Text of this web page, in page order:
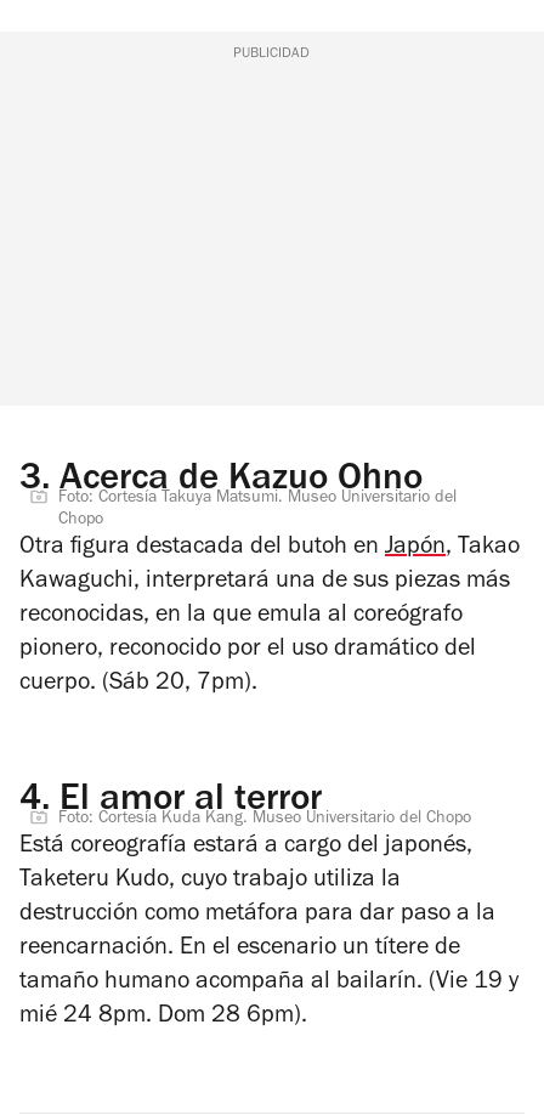
PUBLICIDAD
3. Acerca de Kazuo Ohno
Foto: Cortesía Takuya Matsumi. Museo Universitario del
Chopo
Otra figura destacada del butoh en Japón, Takao
Kawaguchi, interpretará una de sus piezas más
reconocidas, en la que emula al coreógrafo
pionero, reconocido por el uso dramático del
cuerpo. (Sáb 20, 7pm).
4. El amor al terror
Foto: Cortesía Kuda Kang. Museo Universitario del Chopo
Está coreografía estará a cargo del japonés,
Taketeru Kudo, cuyo trabajo utiliza la
destrucción como metáfora para dar paso a la
reencarnación. En el escenario un títere de
tamaño humano acompaña al bailarín. (Vie 19 y
mié 24 8pm. Dom 28 6pm).